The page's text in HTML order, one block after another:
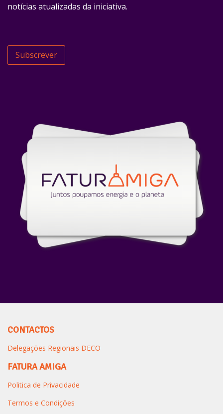
notícias atualizadas da iniciativa.
Subscrever
CONTACTOS
Delegações Regionais DECO
FATURA AMIGA
Politica de Privacidade
Termos e Condições